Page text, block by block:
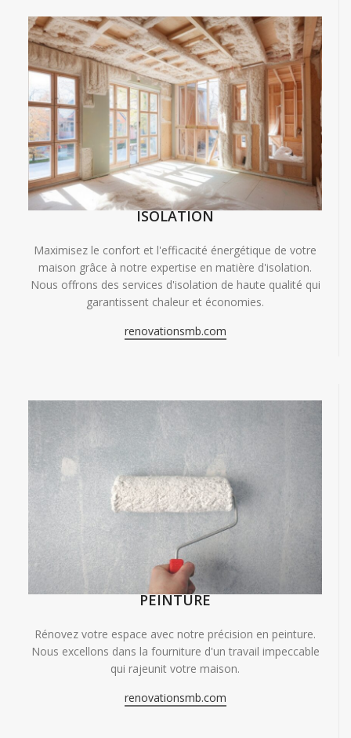
ISOLATION
Maximisez le confort et l'efficacité énergétique de votre
maison grâce à notre expertise en matière d'isolation.
Nous offrons des services d'isolation de haute qualité qui
garantissent chaleur et économies.
renovationsmb.com
PEINTURE
Rénovez votre espace avec notre précision en peinture.
Nous excellons dans la fourniture d'un travail impeccable
qui rajeunit votre maison.
renovationsmb.com